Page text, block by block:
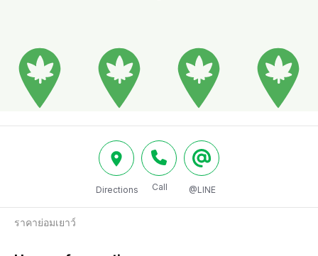
Directions Call @LINE
ราคาย่อมเยาว์